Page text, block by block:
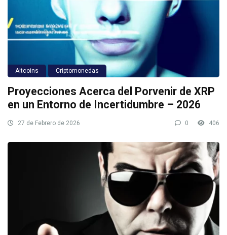
Altcoins Criptomonedas
Proyecciones Acerca del Porvenir de XRP
en un Entorno de Incertidumbre – 2026
27 de Febrero de 2026 0 406